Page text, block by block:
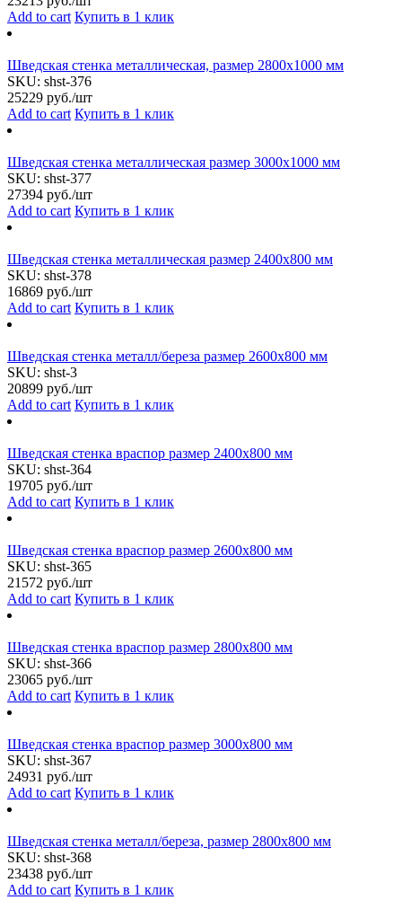
Add to cart Купить в 1 клик
Шведская стенка металлическая, размер 2800х1000 мм
SKU: shst-376
25229 руб./шт
Add to cart Купить в 1 клик
Шведская стенка металлическая размер 3000х1000 мм
SKU: shst-377
27394 руб./шт
Add to cart Купить в 1 клик
Шведская стенка металлическая размер 2400х800 мм
SKU: shst-378
16869 руб./шт
Add to cart Купить в 1 клик
Шведская стенка металл/береза размер 2600х800 мм
SKU: shst-3
20899 руб./шт
Add to cart Купить в 1 клик
Шведская стенка враспор размер 2400х800 мм
SKU: shst-364
19705 руб./шт
Add to cart Купить в 1 клик
Шведская стенка враспор размер 2600х800 мм
SKU: shst-365
21572 руб./шт
Add to cart Купить в 1 клик
Шведская стенка враспор размер 2800х800 мм
SKU: shst-366
23065 руб./шт
Add to cart Купить в 1 клик
Шведская стенка враспор размер 3000х800 мм
SKU: shst-367
24931 руб./шт
Add to cart Купить в 1 клик
Шведская стенка металл/береза, размер 2800х800 мм
SKU: shst-368
23438 руб./шт
Add to cart Купить в 1 клик